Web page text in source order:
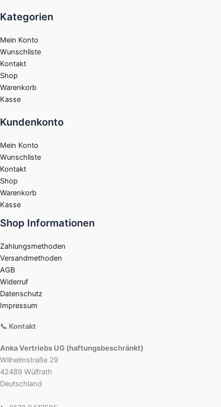
Kategorien
Mein Konto
Wunschliste
Kontakt
Shop
Warenkorb
Kasse
Kundenkonto
Mein Konto
Wunschliste
Kontakt
Shop
Warenkorb
Kasse
Shop Informationen
Zahlungsmethoden
Versandmethoden
AGB
Widerruf
Datenschutz
Impressum
📞 Kontakt
Anka Vertriebs UG (haftungsbeschränkt)
Wilhelmstraße 29
42489 Wülfrath
Deutschland